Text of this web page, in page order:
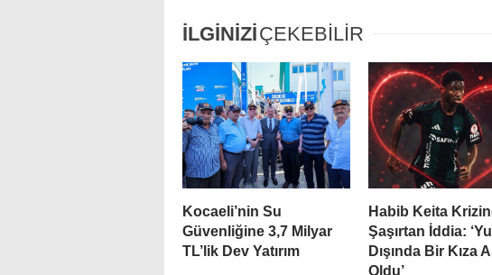
İLGİNİZİÇEKEBİLİR
Kocaeli’nin Su
Güvenliğine 3,7 Milyar
TL’lik Dev Yatırım
Habib Keita
Şaşırtan İddia:
Dışında Bir Kıza
Oldu’